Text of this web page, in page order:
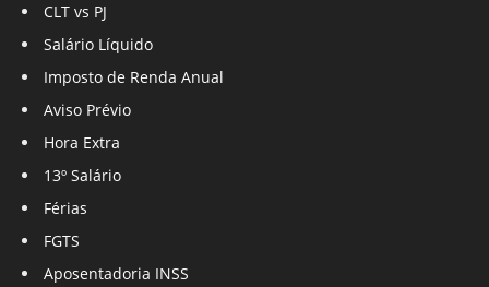
CLT vs PJ
Salário Líquido
Imposto de Renda Anual
Aviso Prévio
Hora Extra
13º Salário
Férias
FGTS
Aposentadoria INSS